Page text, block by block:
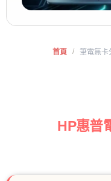
首頁 / 筆電無卡
HP惠普